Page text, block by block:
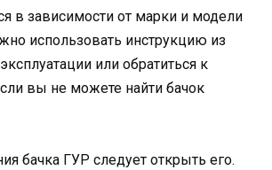
в зависимости от марки и модели
использовать инструкцию из
или обратиться к
вы не можете найти бачок
бачка ГУР следует открыть его.